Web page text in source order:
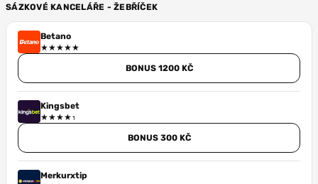
SÁZKOVÉ KANCELÁŘE - ŽEBŘÍČEK
Betano
BONUS 1200 KČ
Kingsbet
BONUS 300 KČ
Merkurxtip